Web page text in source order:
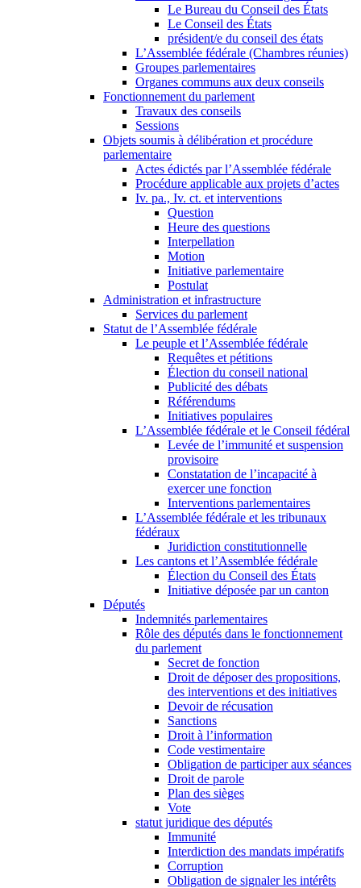
Le Bureau du Conseil des États
Le Conseil des États
président/e du conseil des états
L’Assemblée fédérale (Chambres réunies)
Groupes parlementaires
Organes communs aux deux conseils
Fonctionnement du parlement
Travaux des conseils
Sessions
Objets soumis à délibération et procédure
parlementaire
Actes édictés par l’Assemblée fédérale
Procédure applicable aux projets d’actes
Iv. pa., Iv. ct. et interventions
Question
Heure des questions
Interpellation
Motion
Initiative parlementaire
Postulat
Administration et infrastructure
Services du parlement
Statut de l’Assemblée fédérale
Le peuple et l’Assemblée fédérale
Requêtes et pétitions
Élection du conseil national
Publicité des débats
Référendums
Initiatives populaires
L’Assemblée fédérale et le Conseil fédéral
Levée de l’immunité et suspension
provisoire
Constatation de l’incapacité à
exercer une fonction
Interventions parlementaires
L’Assemblée fédérale et les tribunaux
fédéraux
Juridiction constitutionnelle
Les cantons et l’Assemblée fédérale
Élection du Conseil des États
Initiative déposée par un canton
Députés
Indemnités parlementaires
Rôle des députés dans le fonctionnement
du parlement
Secret de fonction
Droit de déposer des propositions,
des interventions et des initiatives
Devoir de récusation
Sanctions
Droit à l’information
Code vestimentaire
Obligation de participer aux séances
Droit de parole
Plan des sièges
Vote
statut juridique des députés
Immunité
Interdiction des mandats impératifs
Corruption
Obligation de signaler les intérêts